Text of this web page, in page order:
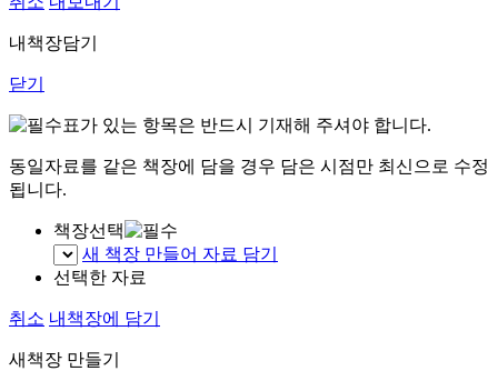
내책장담기
닫기
표가 있는 항목은 반드시 기재해 주셔야 합니다.
동일자료를 같은 책장에 담을 경우 담은 시점만 최신으로 수정
됩니다.
책장선택
새 책장 만들어 자료 담기
선택한 자료
취소 내책장에 담기
새책장 만들기